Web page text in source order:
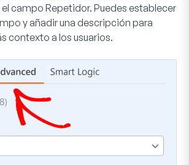
campo Repetidor. Puedes establecer
y añadir una descripción para
contexto a los usuarios.